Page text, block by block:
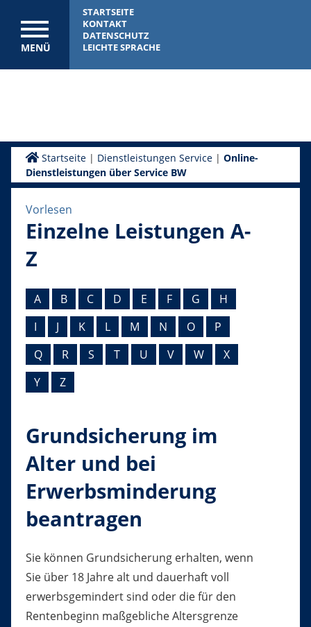
MENÜ
STARTSEITE
KONTAKT
DATENSCHUTZ
LEICHTE SPRACHE
Startseite| Dienstleistungen Service| Online-
Dienstleistungen über Service BW
Vorlesen
Einzelne Leistungen A-
Z
A B C D E F G
H
I
J K L M N O
P
Q
R S T U V W
X
Y
Z
Grundsicherung im
Alter und bei
Erwerbsminderung
beantragen
Sie können Grundsicherung erhalten, wenn
Sie über 18 Jahre alt und dauerhaft voll
erwerbsgemindert sind oder die für den
Rentenbeginn maßgebliche Altersgrenze